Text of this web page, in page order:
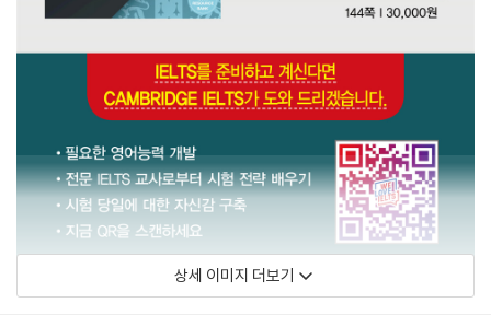
상세 이미지 더보기